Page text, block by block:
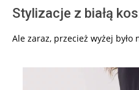
Stylizacje z białą
Ale zaraz, przecież wyżej było